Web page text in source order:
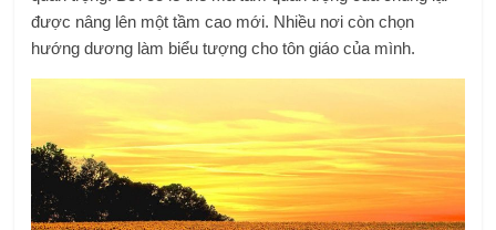
được nâng lên một tầm cao mới. Nhiều nơi còn chọn
hướng dương làm biểu tượng cho tôn giáo của mình.